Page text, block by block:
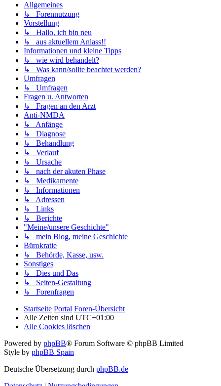
Allgemeines
↳ Forennutzung
Vorstellung
↳ Hallo, ich bin neu
↳ aus aktuellem Anlass!!
Informationen und kleine Tipps
↳ wie wird behandelt?
↳ Was kann/sollte beachtet werden?
Umfragen
↳ Umfragen
Fragen u. Antworten
↳ Fragen an den Arzt
Anti-NMDA
↳ Anfänge
↳ Diagnose
↳ Behandlung
↳ Verlauf
↳ Ursache
↳ nach der akuten Phase
↳ Medikamente
↳ Informationen
↳ Adressen
↳ Links
↳ Berichte
"Meine/unsere Geschichte"
↳ mein Blog, meine Geschichte
Bürokratie
↳ Behörde, Kasse, usw.
Sonstiges
↳ Dies und Das
↳ Seiten-Gestaltung
↳ Forenfragen
Startseite Portal Foren-Übersicht
Alle Zeiten sind UTC+01:00
Alle Cookies löschen
Powered by phpBB® Forum Software © phpBB Limited
Style by phpBB Spain
Deutsche Übersetzung durch phpBB.de